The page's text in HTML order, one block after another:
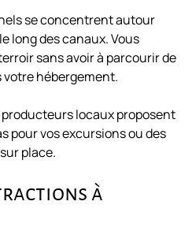
se concentrent autour
long des canaux. Vous
sans avoir à parcourir de
hébergement.
locaux proposent
pour vos excursions ou des
place.
à